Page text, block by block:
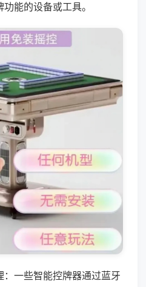
能的设备或工具。
一些智能控牌器通过蓝牙